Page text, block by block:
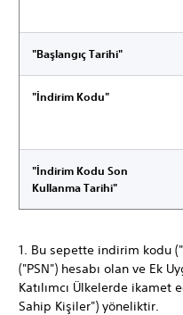
"Başlangıç Tarihi"
"İndirim Kodu"
"İndirim Kodu Son
Kullanma Tarihi"
1. Bu sepette indirim kodu
("PSN") hesabı olan ve Ek
Katılımcı Ülkelerde ikamet
Sahip Kişiler") yöneliktir.